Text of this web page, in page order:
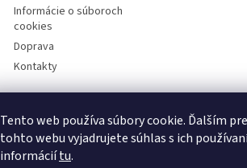
Tento web používa súbory cookie. Ďalším
tohto webu vyjadrujete súhlas s ich
informáciítu.
Informácie o súboroch
cookies
Doprava
Kontakty